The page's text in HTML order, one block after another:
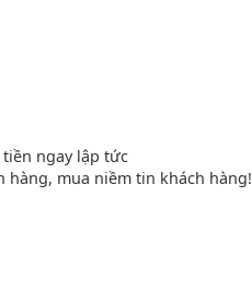
ngay lập tức
mua niềm tin khách hàng!